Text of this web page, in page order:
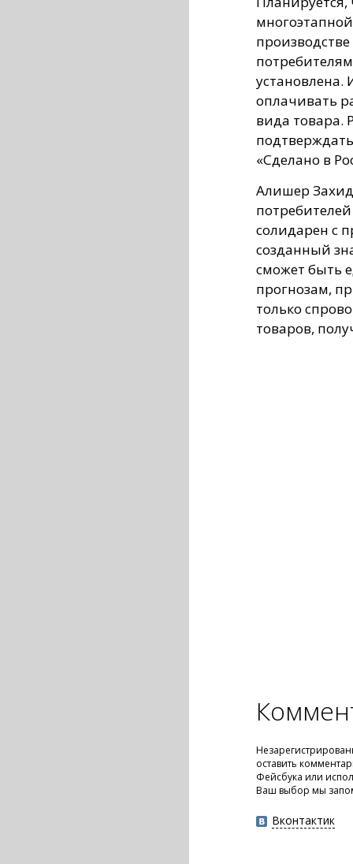
установлена.
оплачивать
вида товара.
«Сделано в
Алишер
солидарен с
созданный
сможет быть
прогнозам,
только
товаров,
оставить
Фейсбука или
Ваш выбор мы
Вконтактик